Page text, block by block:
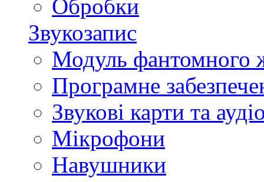
Обробки
Звукозапис
Модуль фантомного
Програмне
Звукові карти та
Мікрофони
Навушники